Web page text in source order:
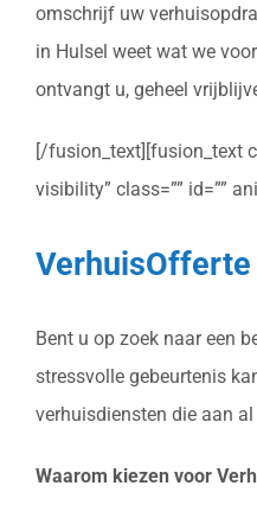
omschrijf uw
in Hulsel weet wat we
ontvangt u, geheel
[/fusion_text][fusion_text
visibility” class=”” id=””
Bent u op zoek naar een
stressvolle gebeurtenis
verhuisdiensten die aan
Waarom kiezen voor